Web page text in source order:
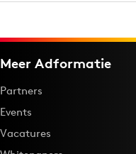
Meer Adformatie
Partners
Events
Vacatures